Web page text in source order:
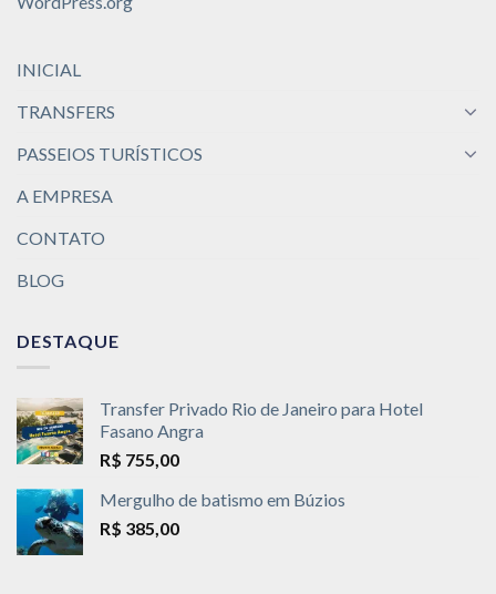
INICIAL
TRANSFERS
PASSEIOS TURÍSTICOS
A EMPRESA
CONTATO
BLOG
DESTAQUE
Transfer Privado Rio de Janeiro para Hotel
Fasano Angra
R$ 755,00
Mergulho de batismo em Búzios
R$ 385,00